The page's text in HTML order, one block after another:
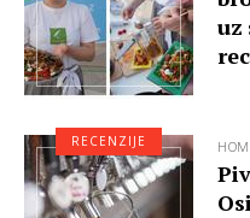
uz
RECENZIJE